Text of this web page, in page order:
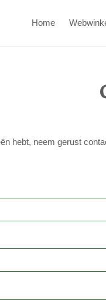
Home
hebt, neem gerust